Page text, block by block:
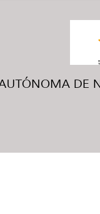
DE